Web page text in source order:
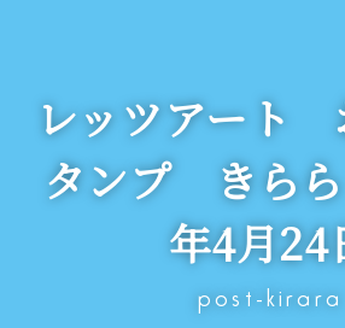
レッツアート
タンプ きら
年4月24
post-kirara